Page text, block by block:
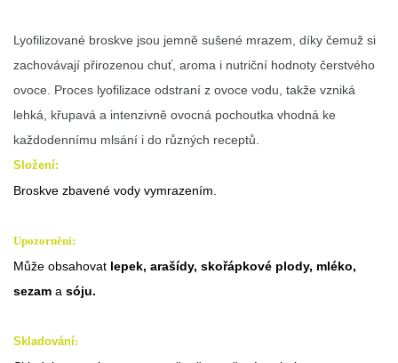
Lyofilizované broskve jsou jemně sušené mrazem, díky čemuž si
zachovávají přirozenou chuť, aroma i nutriční hodnoty čerstvého
ovoce. Proces lyofilizace odstraní z ovoce vodu, takže vzniká
lehká, křupavá a intenzivně ovocná pochoutka vhodná ke
každodennímu mlsání i do různých receptů.
Složení:
Broskve zbavené vody vymrazením.
Upozornění:
Může obsahovat lepek, arašídy, skořápkové plody, mléko,
sezam a sóju.
Skladování: